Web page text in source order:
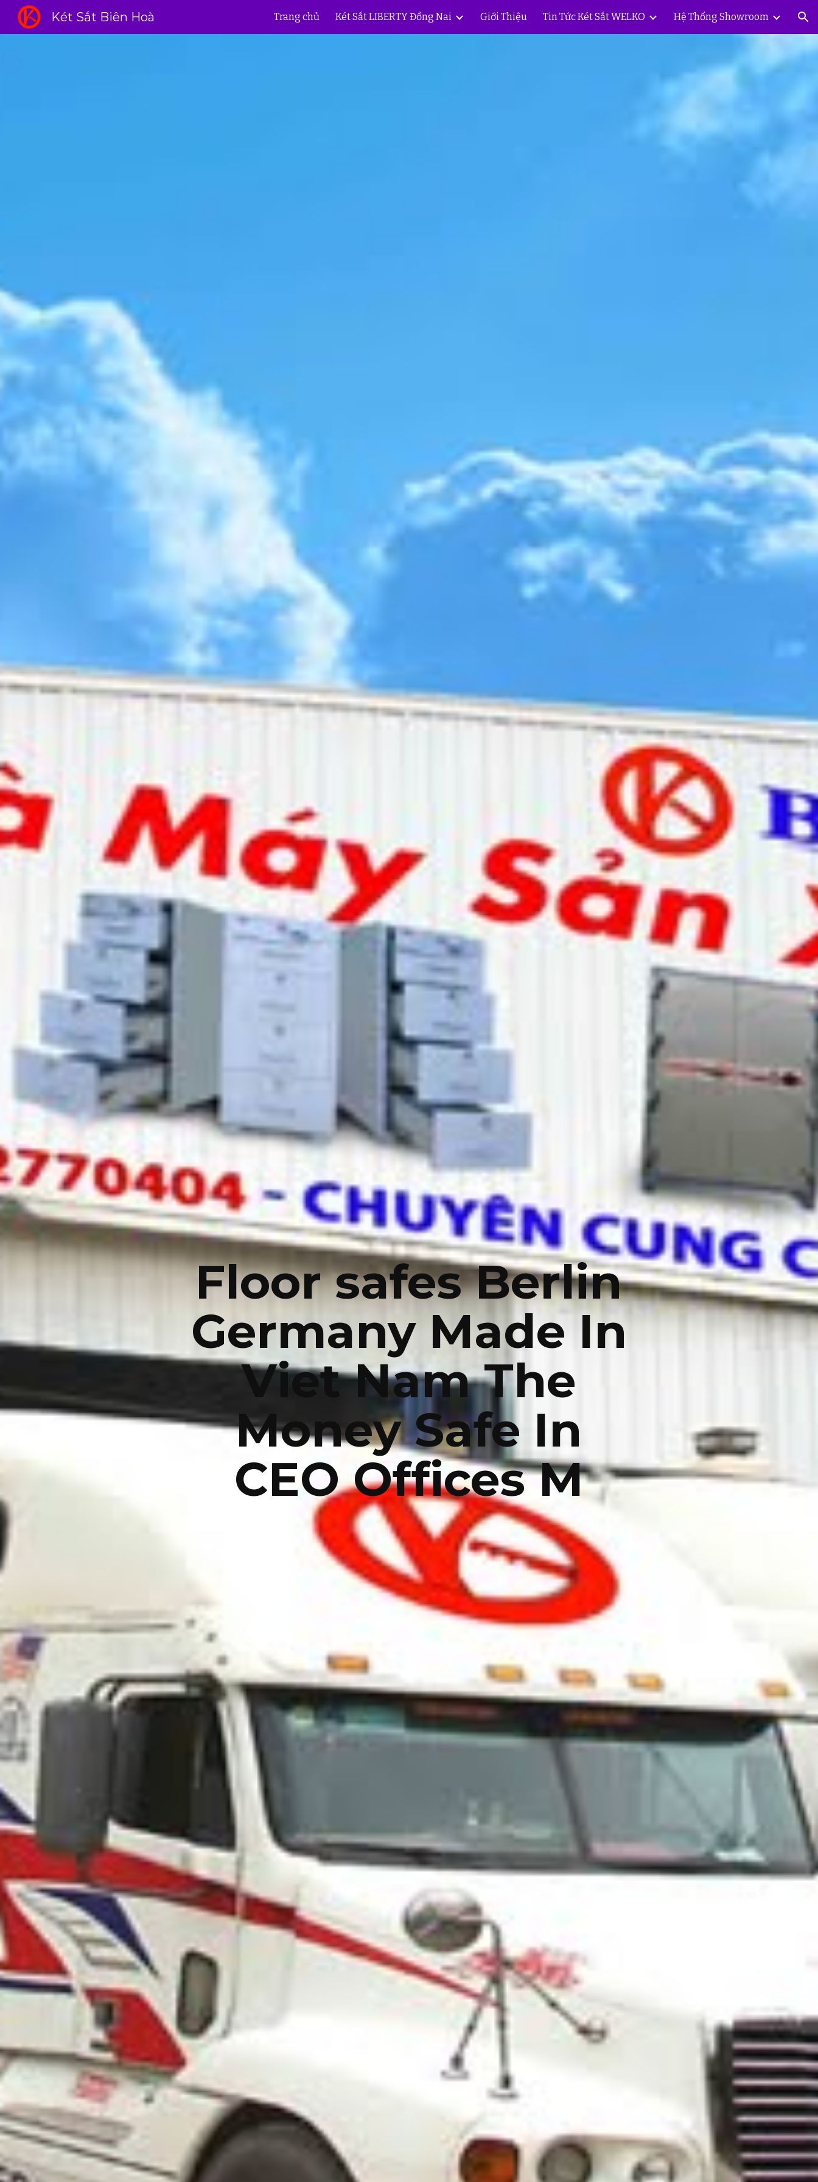
Skip to main content Skip to navigation
Két Sắt Biên Hoà Trang chủ Két Sắt LIBERTY Đồng Nai Giới Thiệu Tin Tức Két Sắt WELKO Hệ Thống Showroom
Floor safes Berlin
Germany Made In
Viet Nam The
Money Safe In
CEO Offices M